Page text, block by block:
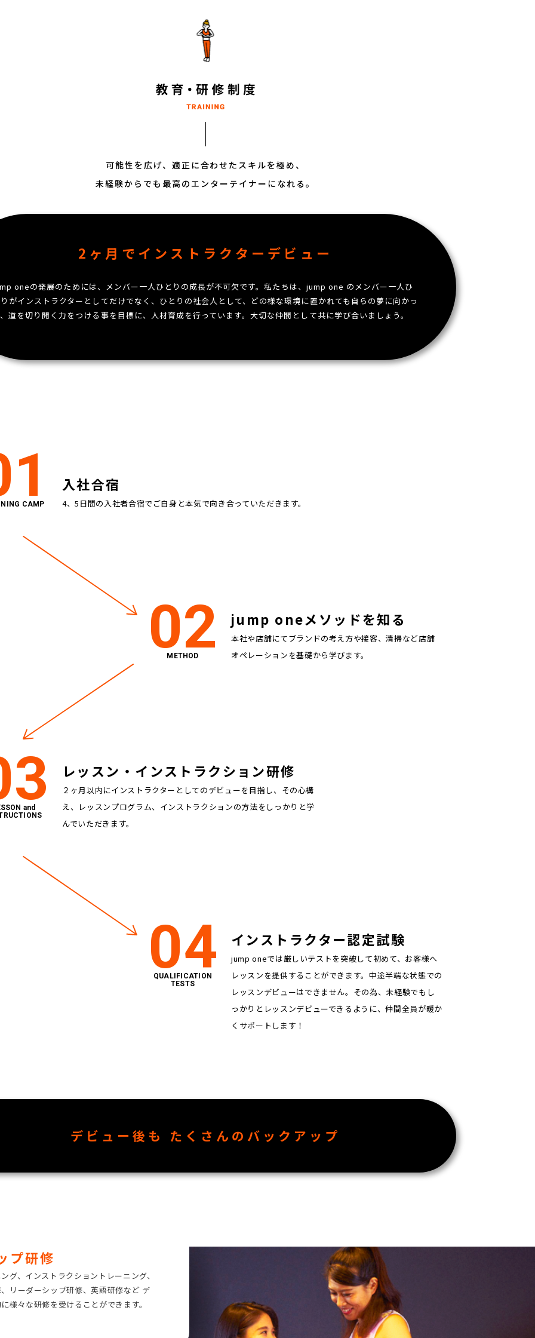
可能性を広げ、適正に合わせたスキルを極め、
未経験からでも最高のエンターテイナーになれる。
2ヶ月で インストラクター デビュー
oneの発展のためには、メンバー一人ひとりの成長が不可欠です。私たちは、jump one のメンバー一人ひ
りがインストラクターとしてだけでなく、ひとりの社会人として、どの様な環境に置かれても自らの夢に向かっ
道を切り開く力をつける事を目標に、人材育成を行っています。大切な仲間として共に学び合いましょう。
CAMP
入社合宿
4、5日間の入社者合宿でご自身と本気で向き合っていただきます。
02
METHOD
jump oneメソッドを知る
本社や店舗にてブランドの考え方や接客、清掃など店舗
オペレーションを基礎から学びます。
and
レッスン・ インストラクション研修
２ヶ月以内にインストラクターとしてのデビューを目指し、その心構
え、レッスンプログラム、インストラクションの方法をしっかりと学
んでいただきます。
04
QUALIFICATION
TESTS
インストラクター認定試験
jump oneでは厳しいテストを突破して初めて、お客様へ
レッスンを提供することができます。中途半端な状態での
レッスンデビューはできません。その為、未経験でもし
っかりとレッスンデビューできるように、仲間全員が暖か
くサポートします！
デビュー後も たくさんのバックアップ
プ研修
グ、インストラクショントレーニング、
リーダーシップ研修、英語研修など デ
様々な研修を受けることができます。